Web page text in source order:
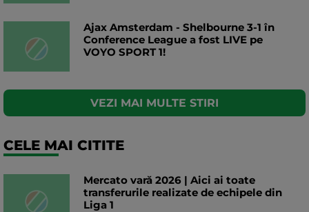
Ajax Amsterdam - Shelbourne 3-1 în
Conference League a fost LIVE pe
VOYO SPORT 1!
VEZI MAI MULTE STIRI
CELE MAI CITITE
Mercato vară 2026 | Aici ai toate
transferurile realizate de echipele din
Liga 1